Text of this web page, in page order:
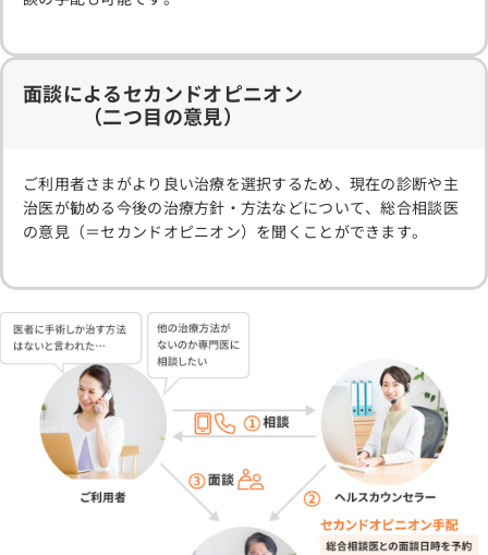
面談によるセカンドオピニオン
（二つ目の意見）
ご利用者さまがより良い治療を選択するため、現在の診断や主
治医が勧める今後の治療方針・方法などについて、総合相談医
の意見（＝セカンドオピニオン）を聞くことができます。